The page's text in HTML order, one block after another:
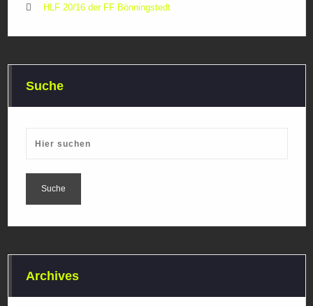
HLF 20/16 der FF Bönningstedt
Suche
Archives